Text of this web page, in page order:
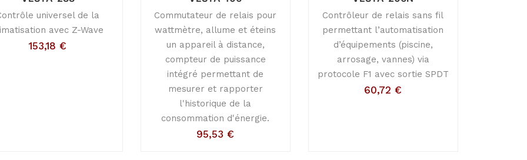
universel de la
avec Z-Wave
153,18 €
Commutateur de relais pour
wattmètre, allume et éteins
un appareil à distance,
compteur de puissance
intégré permettant de
mesurer et rapporter
l'historique de la
consommation d'énergie.
95,53 €
Contrôleur de relais sans fil
permettant l’automatisation
d’équipements (piscine,
arrosage, vannes) via
protocole F1 avec sortie SPDT
60,72 €